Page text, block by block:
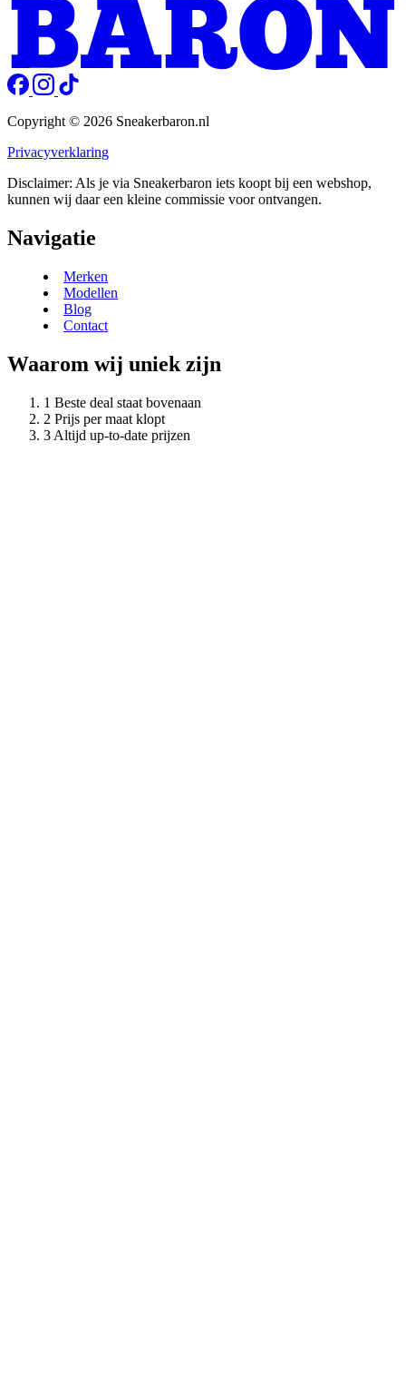
Copyright © 2026 Sneakerbaron.nl
Privacyverklaring
Disclaimer: Als je via Sneakerbaron iets koopt bij een webshop,
kunnen wij daar een kleine commissie voor ontvangen.
Navigatie
Merken
Modellen
Blog
Contact
Waarom wij uniek zijn
Beste deal staat bovenaan
Prijs per maat klopt
Altijd up-to-date prijzen